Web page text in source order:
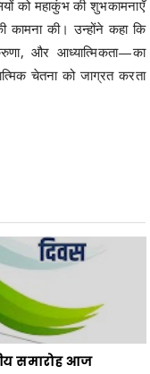
को महाकुंभ की शुभकामनाएँ
की। उन्होंने कहा कि
और आध्यात्मिकता—का
चेतना को जाग्रत करता
समारोह आज